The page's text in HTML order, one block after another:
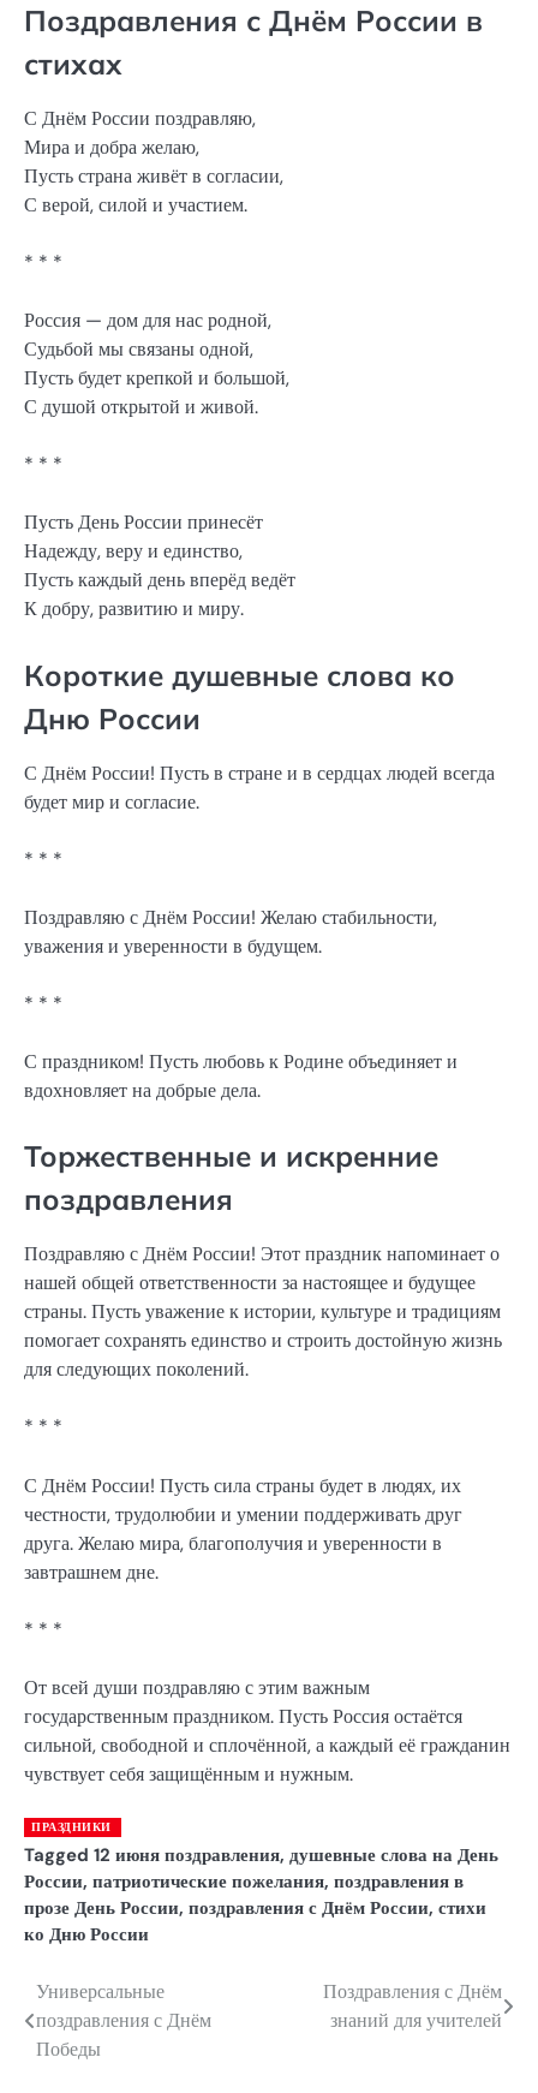
Поздравления с Днём России в
стихах
С Днём России поздравляю,
Мира и добра желаю,
Пусть страна живёт в согласии,
С верой, силой и участием.
* * *
Россия — дом для нас родной,
Судьбой мы связаны одной,
Пусть будет крепкой и большой,
С душой открытой и живой.
* * *
Пусть День России принесёт
Надежду, веру и единство,
Пусть каждый день вперёд ведёт
К добру, развитию и миру.
Короткие душевные слова ко
Дню России
С Днём России! Пусть в стране и в сердцах людей всегда
будет мир и согласие.
* * *
Поздравляю с Днём России! Желаю стабильности,
уважения и уверенности в будущем.
* * *
С праздником! Пусть любовь к Родине объединяет и
вдохновляет на добрые дела.
Торжественные и искренние
поздравления
Поздравляю с Днём России! Этот праздник напоминает о
нашей общей ответственности за настоящее и будущее
страны. Пусть уважение к истории, культуре и традициям
помогает сохранять единство и строить достойную жизнь
для следующих поколений.
* * *
С Днём России! Пусть сила страны будет в людях, их
честности, трудолюбии и умении поддерживать друг
друга. Желаю мира, благополучия и уверенности в
завтрашнем дне.
* * *
От всей души поздравляю с этим важным
государственным праздником. Пусть Россия остаётся
сильной, свободной и сплочённой, а каждый её гражданин
чувствует себя защищённым и нужным.
ПРАЗДНИКИ
Tagged 12 июня поздравления, душевные слова на День
России, патриотические пожелания, поздравления в
прозе День России, поздравления с Днём России, стихи
ко Дню России
Навигация
по
Универсальные
поздравления с Днём
Победы
Поздравления с Днём
знаний для учителей